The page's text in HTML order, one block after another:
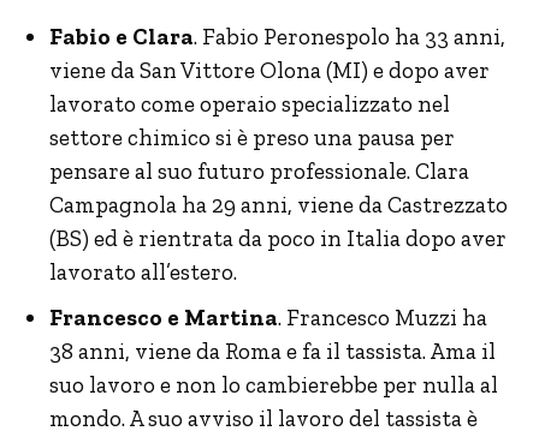
Fabio e Clara. Fabio Peronespolo ha 33 anni,
viene da San Vittore Olona (MI) e dopo aver
lavorato come operaio specializzato nel
settore chimico si è preso una pausa per
pensare al suo futuro professionale. Clara
Campagnola ha 29 anni, viene da Castrezzato
(BS) ed è rientrata da poco in Italia dopo aver
lavorato all’estero.
Francesco e Martina. Francesco Muzzi ha
38 anni, viene da Roma e fa il tassista. Ama il
suo lavoro e non lo cambierebbe per nulla al
mondo. A suo avviso il lavoro del tassista è